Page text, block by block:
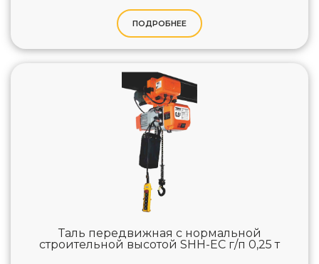
ПОДРОБНЕЕ
Таль передвижная с нормальной
строительной высотой SHH-EC г/п 0,25 т